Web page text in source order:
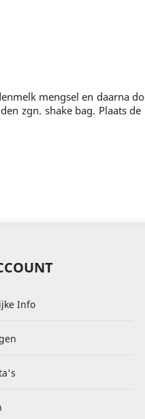
mengsel en daarna
zgn. shake bag. Plaats
Info